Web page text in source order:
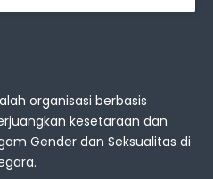
organisasi berbasis
kesetaraan dan
Gender dan Seksualitas di